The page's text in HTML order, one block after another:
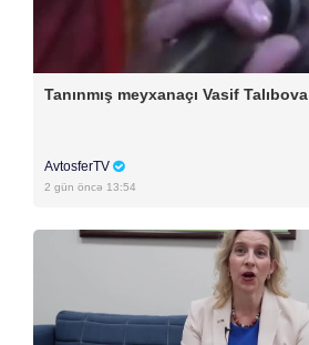
Tanınmış meyxanaçı Vasif
AvtosferTV
2 gün öncə 13:54